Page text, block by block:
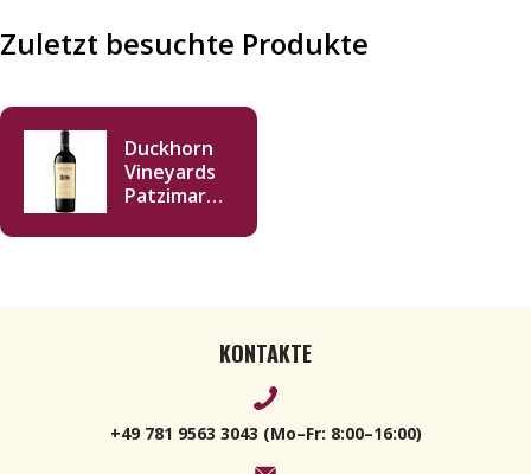
Zuletzt besuchte Produkte
Duckhorn
Vineyards
Patzimaro
Cabernet
KONTAKTE
+49 781 9563 3043 (Mo–Fr: 8:00–16:00)